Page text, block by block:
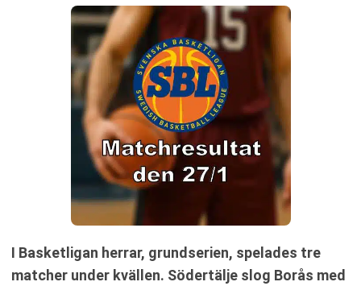
I Basketligan herrar, grundserien, spelades tre
matcher under kvällen. Södertälje slog Borås med